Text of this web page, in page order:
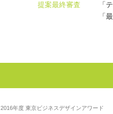
提案最終審査
「
「
2016年度 東京ビジネスデザインアワード